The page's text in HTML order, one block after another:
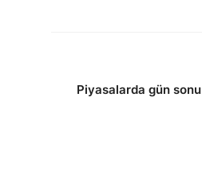
Piyasalarda gün